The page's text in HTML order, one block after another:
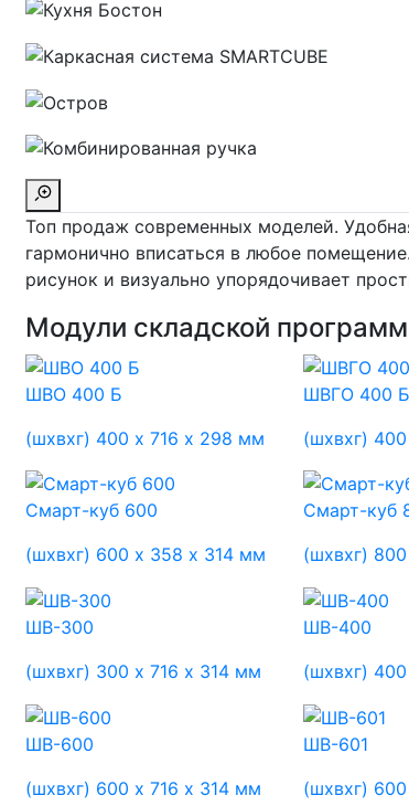
Топ продаж современных моделей.
гармонично вписаться в любое
рисунок и визуально упорядочивает
Модули складской
ШВО 400 Б
(шхвхг) 400 х 716 х 298 мм
ШВГО 400 Б
(шхвхг)
Смарт-куб 600
(шхвхг) 600 х 358 х 314 мм
Смарт-куб
(шхвхг)
ШВ-300
(шхвхг) 300 х 716 х 314 мм
ШВ-400
(шхвхг)
ШВ-600
(шхвхг) 600 х 716 х 314 мм
ШВ-601
(шхвхг)